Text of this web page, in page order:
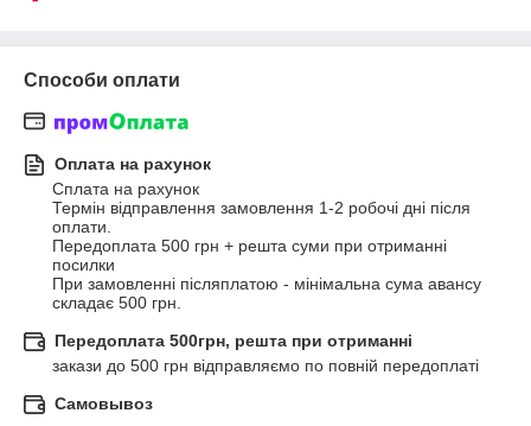
Способи оплати
Оплата на рахунок
Сплата на рахунок
Термін відправлення замовлення 1-2 робочі дні після
оплати.
Передоплата 500 грн + решта суми при отриманні
посилки
При замовленні післяплатою - мінімальна сума авансу
складає 500 грн.
Передоплата 500грн, решта при отриманні
закази до 500 грн відправляємо по повній передоплаті
Самовывоз